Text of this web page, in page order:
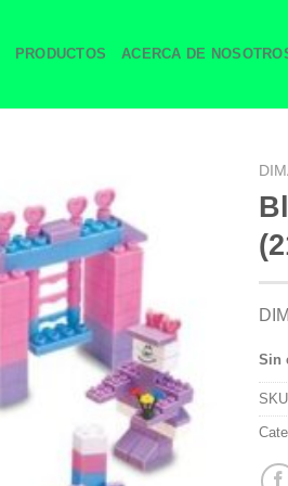
PRODUCTOS ACERCA DE
Sin